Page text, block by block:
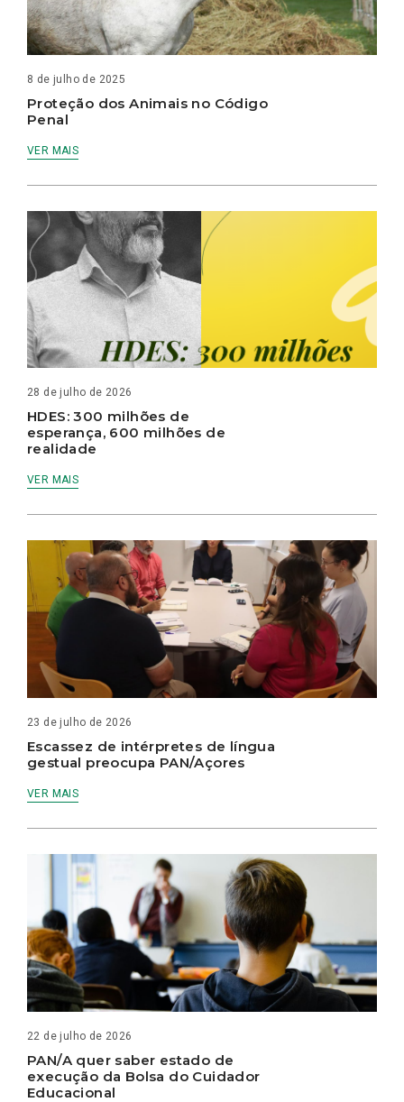
8 de julho de 2025
Proteção dos Animais no Código
Penal
VER MAIS
28 de julho de 2026
HDES: 300 milhões de
esperança, 600 milhões de
realidade
VER MAIS
23 de julho de 2026
Escassez de intérpretes de língua
gestual preocupa PAN/Açores
VER MAIS
22 de julho de 2026
PAN/A quer saber estado de
execução da Bolsa do Cuidador
Educacional